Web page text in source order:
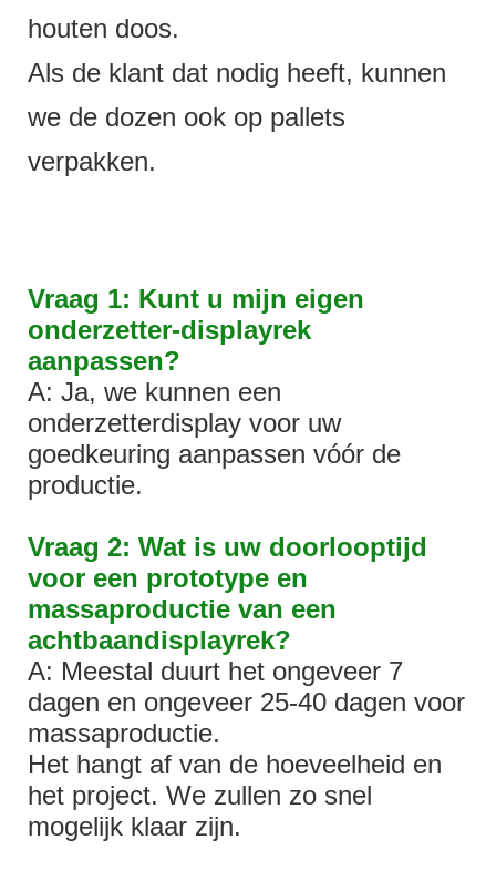
houten doos.
Als de klant dat nodig heeft, kunnen
we de dozen ook op pallets
verpakken.
Vraag 1: Kunt u mijn eigen
onderzetter-displayrek
aanpassen?
A: Ja, we kunnen een
onderzetterdisplay voor uw
goedkeuring aanpassen vóór de
productie.
Vraag 2: Wat is uw doorlooptijd
voor een prototype en
massaproductie van een
achtbaandisplayrek?
A: Meestal duurt het ongeveer 7
dagen en ongeveer 25-40 dagen voor
massaproductie.
Het hangt af van de hoeveelheid en
het project. We zullen zo snel
mogelijk klaar zijn.